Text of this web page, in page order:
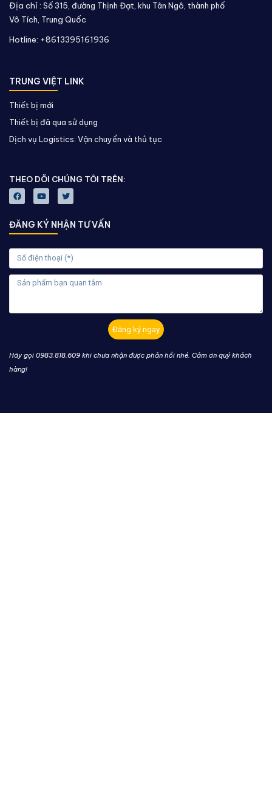
Địa chỉ : Số 315, đường Thịnh Đạt, khu Tân Ngô, thành phố
Vô Tích, Trung Quốc
Hotline: +8613395161936
TRUNG VIỆT LINK
Thiết bị mới
Thiết bị đã qua sử dụng
Dịch vụ Logistics: Vận chuyển và thủ tục
THEO DÕI CHÚNG TÔI TRÊN:
ĐĂNG KÝ NHẬN TƯ VẤN
Đăng ký ngay
Hãy gọi 0983.818.609 khi chưa nhận được phản hồi nhé. Cảm ơn quý khách
hàng!